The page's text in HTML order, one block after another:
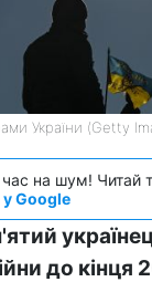
України (Getty
на шум! Читай
у Google
до кінця